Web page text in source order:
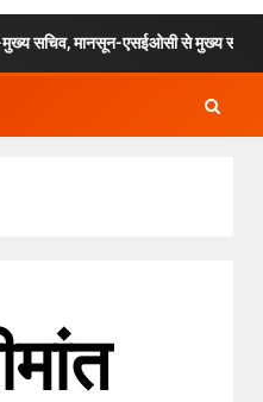
एसईओसी से मुख्य सचिव ने की विस्तृत